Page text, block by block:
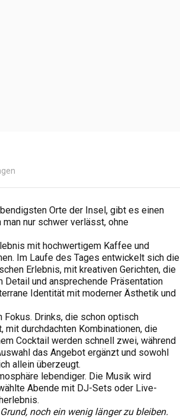
Orte der Insel, gibt es einen
nur schwer verlässt, ohne
mit hochwertigem Kaffee und
Im Laufe des Tages entwickelt sich die
Erlebnis, mit kreativen Gerichten, die
und ansprechende Präsentation
Identität mit moderner Ästhetik und
Drinks, die schon optisch
mit durchdachten Kombinationen, die
Cocktail werden schnell zwei, während
das Angebot ergänzt und sowohl
allein überzeugt.
lebendiger. Die Musik wird
Abende mit DJ-Sets oder Live-
noch ein wenig länger zu bleiben.